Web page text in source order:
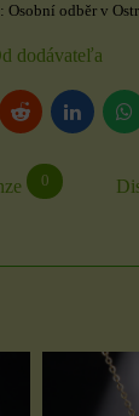
Osobní odběr v
dodávateľa
Reddit LinkedIn
0